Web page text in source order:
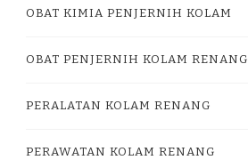
OBAT KIMIA PENJERNIH KOLAM
OBAT PENJERNIH KOLAM RENANG
PERALATAN KOLAM RENANG
PERAWATAN KOLAM RENANG